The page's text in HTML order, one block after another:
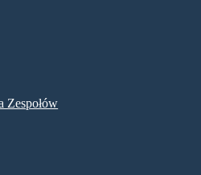
Zespołów